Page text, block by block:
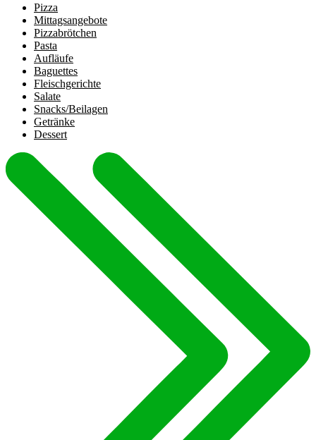
Pizza
Mittagsangebote
Pizzabrötchen
Pasta
Aufläufe
Baguettes
Fleischgerichte
Salate
Snacks/Beilagen
Getränke
Dessert